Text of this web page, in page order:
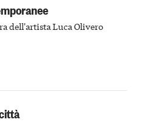
dell'artista Luca Olivero